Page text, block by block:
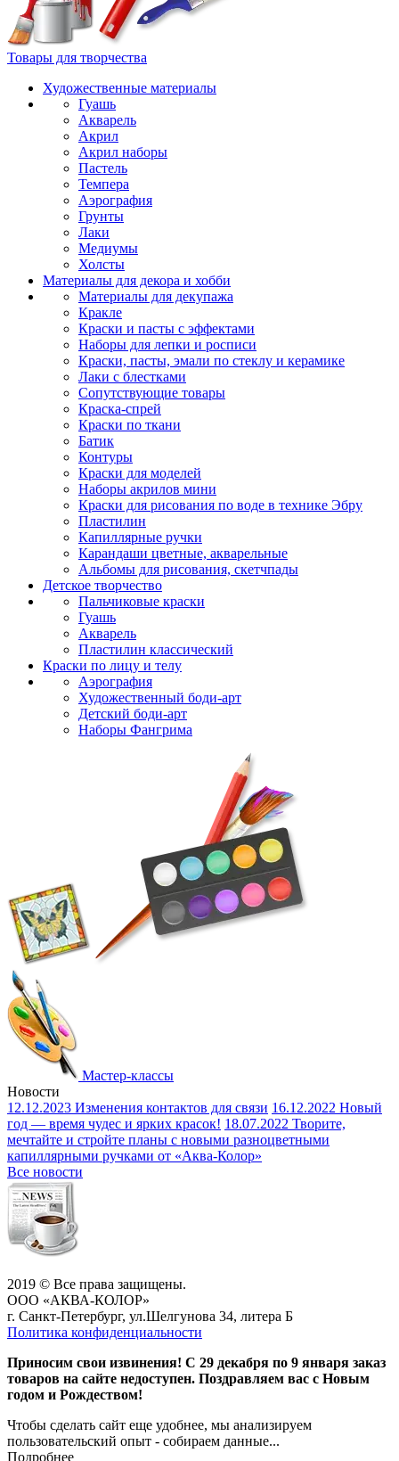
Товары для творчества
Художественные материалы
Гуашь
Акварель
Акрил
Акрил наборы
Пастель
Темпера
Аэрография
Грунты
Лаки
Медиумы
Холсты
Материалы для декора и хобби
Материалы для декупажа
Кракле
Краски и пасты с эффектами
Наборы для лепки и росписи
Краски, пасты, эмали по стеклу и керамике
Лаки с блестками
Сопутствующие товары
Краска-спрей
Краски по ткани
Батик
Контуры
Краски для моделей
Наборы акрилов мини
Краски для рисования по воде в технике Эбру
Пластилин
Капиллярные ручки
Карандаши цветные, акварельные
Альбомы для рисования, скетчпады
Детское творчество
Пальчиковые краски
Гуашь
Акварель
Пластилин классический
Краски по лицу и телу
Аэрография
Художественный боди-арт
Детский боди-арт
Наборы Фангрима
Мастер-классы
Новости
12.12.2023 Изменения контактов для связи 16.12.2022 Новый
год — время чудес и ярких красок! 18.07.2022 Творите,
мечтайте и стройте планы с новыми разноцветными
капиллярными ручками от «Аква-Колор»
Все новости
2019 © Все права защищены.
ООО «АКВА-КОЛОР»
г. Санкт-Петербург, ул.Шелгунова 34, литера Б
Политика конфиденциальности
Приносим свои извинения! С 29 декабря по 9 января заказ
товаров на сайте недоступен. Поздравляем вас с Новым
годом и Рождеством!
Чтобы сделать сайт еще удобнее, мы анализируем
пользовательский опыт - собираем данные...
Подробнее